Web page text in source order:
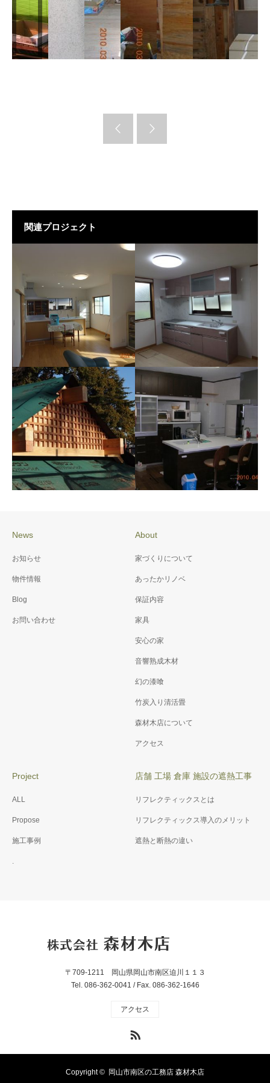
関連プロジェクト
施工例084 O様邸 リフォ
ーム
施工例078 M様邸
工事
バリアフリー工事
News
お知らせ
物件情報
Blog
お問い合わせ
About
家づくりについて
あったかリノベ
保証内容
家具
安心の家
音響熟成木材
幻の漆喰
竹炭入り清活畳
森材木店について
アクセス
Project
ALL
Propose
施工事例
店舗 工場 倉庫 施設の遮熱工事
リフレクティックスとは
リフレクティックス導入のメリット
遮熱と断熱の違い
〒709-1211 岡山県岡山市南区迫川１１３
Tel. 086-362-0041 / Fax. 086-362-1646
アクセス
Copyright © 岡山市南区の工務店 森材木店